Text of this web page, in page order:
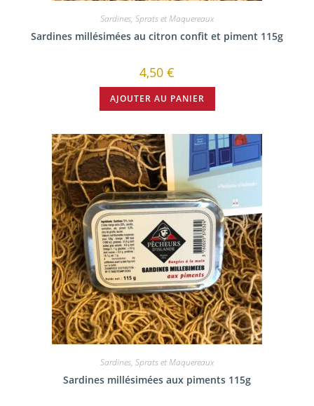
Sardines, Sprats et Maquereaux
Sardines millésimées au citron confit et piment 115g
4,50 €
AJOUTER AU PANIER
Sardines, Sprats et Maquereaux
Sardines millésimées aux piments 115g